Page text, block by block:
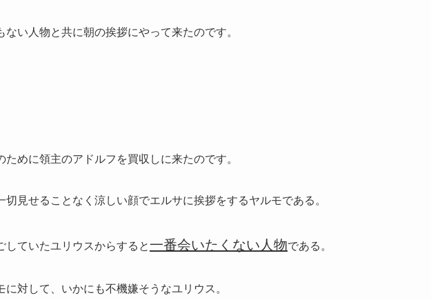
い人物と共に朝の挨拶にやって来たのです。
めに領主のアドルフを買収しに来たのです。
見せることなく涼しい顔でエルサに挨拶をするヤルモである。
ていたユリウスからすると一番会いたくない人物である。
対して、いかにも不機嫌そうなユリウス。